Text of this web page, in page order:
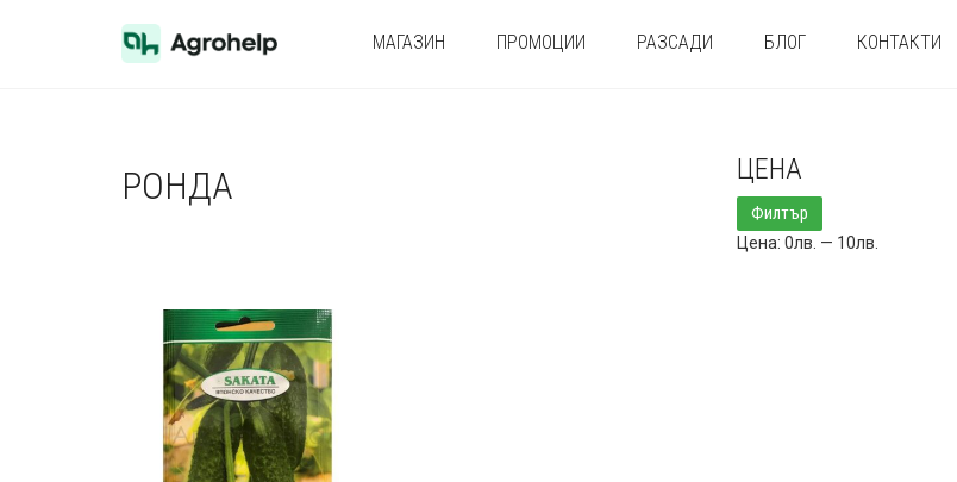
МАГАЗИН ПРОМОЦИИ РАЗСАДИ БЛОГ КОНТАКТИ
РОНДА ЦЕНА
Минимална
цена
Максимална
цена
Филтър
Цена: 0лв. — 10лв.